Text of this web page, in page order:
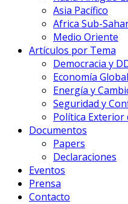
Asia Pacífico
Africa Sub-
Medio Oriente
Artículos por Tema
Democracia y
Economía Global
Energía y
Seguridad y
Política Exterior
Documentos
Papers
Declaraciones
Eventos
Prensa
Contacto